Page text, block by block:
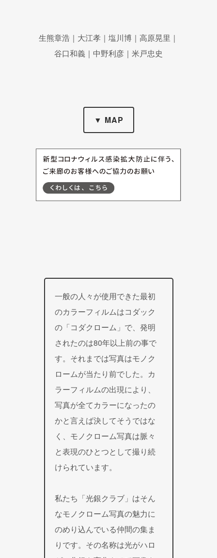
生熊章浩｜大江孝｜塩川博｜高原晃里｜
谷口和義｜中野利彦｜米戸忠史
▼ MAP
一般の人々が使用できた最初
のカラーフィルムはコダック
の「コダクローム」で、発明
されたのは80年以上前の事で
す。それまでは写真はモノク
ロームが当たり前でした。カ
ラーフィルムの出現により、
写真が全てカラーになったの
かと言えば決してそうではな
く、モノクローム写真は脈々
と表現のひとつとして撮り続
けられています。
私たち「光銀クラブ」はそん
なモノクローム写真の魅力に
のめり込んでいる仲間の集ま
りです。その名称は光がハロ